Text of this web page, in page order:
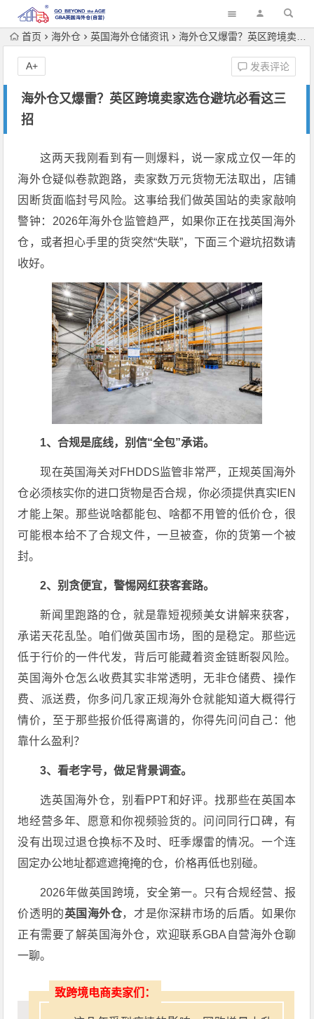
首页 海外仓 英国海外仓储资讯 海外仓又爆雷？英区跨境卖家选仓避坑必看这三招
海外仓又爆雷？英区跨境卖家选仓避坑必看这三
招
发表评论
A+
这两天我刚看到有一则爆料，说一家成立仅一年的
海外仓疑似卷款跑路，卖家数万元货物无法取出，店铺
因断货面临封号风险。这事给我们做英国站的卖家敲响
警钟：2026年海外仓监管趋严，如果你正在找英国海外
仓，或者担心手里的货突然“失联”，下面三个避坑招数请
收好。
1、合规是底线，别信“全包”承诺。
现在英国海关对FHDDS监管非常严，正规英国海外
仓必须核实你的进口货物是否合规，你必须提供真实IEN
才能上架。那些说啥都能包、啥都不用管的低价仓，很
可能根本给不了合规文件，一旦被查，你的货第一个被
封。
2、别贪便宜，警惕网红获客套路。
新闻里跑路的仓，就是靠短视频美女讲解来获客，
承诺天花乱坠。咱们做英国市场，图的是稳定。那些远
低于行价的一件代发，背后可能藏着资金链断裂风险。
英国海外仓怎么收费其实非常透明，无非仓储费、操作
费、派送费，你多问几家正规海外仓就能知道大概得行
情价，至于那些报价低得离谱的，你得先问问自己：他
靠什么盈利？
3、看老字号，做足背景调查。
选英国海外仓，别看PPT和好评。找那些在英国本
地经营多年、愿意和你视频验货的。问问同行口碑，有
没有出现过退仓换标不及时、旺季爆雷的情况。一个连
固定办公地址都遮遮掩掩的仓，价格再低也别碰。
2026年做英国跨境，安全第一。只有合规经营、报
价透明的英国海外仓，才是你深耕市场的后盾。如果你
正有需要了解英国海外仓，欢迎联系GBA自营海外仓聊
一聊。
致跨境电商卖家们：